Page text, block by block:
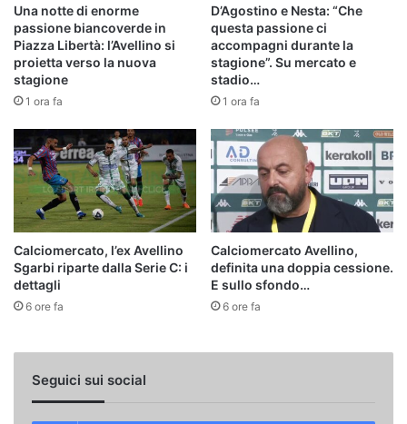
Una notte di enorme
passione biancoverde in
Piazza Libertà: l’Avellino si
proietta verso la nuova
stagione
1 ora fa
D’Agostino e Nesta: “Che
questa passione ci
accompagni durante la
stagione”. Su mercato e
stadio…
1 ora fa
Calciomercato, l’ex Avellino
Sgarbi riparte dalla Serie C: i
dettagli
6 ore fa
Calciomercato Avellino,
definita una doppia cessione.
E sullo sfondo…
6 ore fa
Seguici sui social